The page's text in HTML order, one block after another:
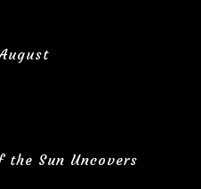
the Sun Uncovers